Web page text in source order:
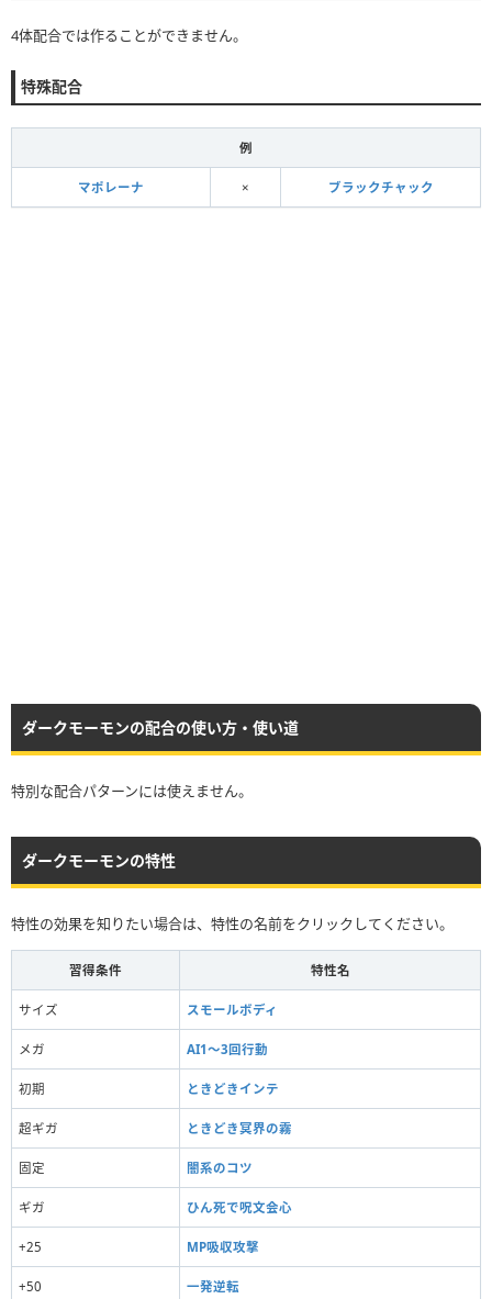
4体配合では作ることができません。
特殊配合
例
マポレーナ × ブラックチャック
ダークモーモンの配合の使い方・使い道
特別な配合パターンには使えません。
ダークモーモンの特性
特性の効果を知りたい場合は、特性の名前をクリックしてください。
習得条件 特性名
サイズ スモールボディ
メガ AI1～3回行動
初期 ときどきインテ
超ギガ ときどき冥界の霧
固定 闇系のコツ
ギガ ひん死で呪文会心
+25 MP吸収攻撃
+50 一発逆転